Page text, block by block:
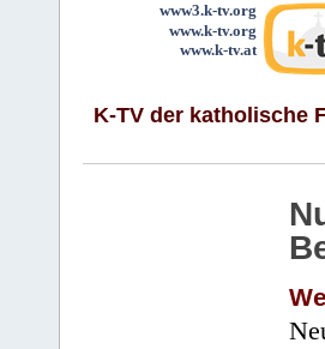
www3.k-tv.org
www.k-tv.org
www.k-tv.at
K-TV der katholische